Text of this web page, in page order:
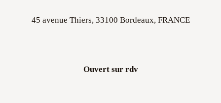
45 avenue Thiers, 33100 Bordeaux, FRANCE
Ouvert sur rdv